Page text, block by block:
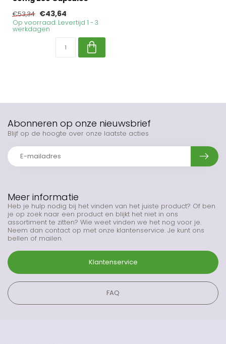
€53,34 €43,64
Op voorraad. Levertijd 1 - 3
werkdagen
Meer informatie
Heb je hulp nodig bij het vinden van het juiste product? Of ben
je op zoek naar een product en blijkt het niet in ons
assortiment te zitten? Wie weet vinden we het nog voor je.
Neem dan contact op met onze klantenservice. Je kunt ons
bellen of mailen.
Klantenservice
FAQ
Abonneren op onze nieuwsbrief
Blijf op de hoogte over onze laatste acties